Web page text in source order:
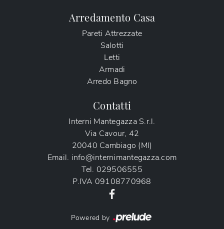
Arredamento Casa
Pareti Attrezzate
Salotti
Letti
Armadi
Arredo Bagno
Contatti
Interni Mantegazza S.r.l.
Via Cavour, 42
20040 Cambiago (MI)
Email. info@internimantegazza.com
Tel. 029506555
P.IVA 09108770968
Powered by